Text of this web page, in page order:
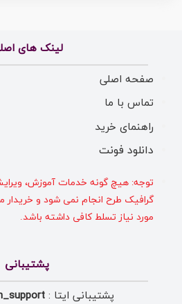
لینک های
صفحه اصلی
تماس با ما
راهنمای خرید
دانلود فونت
توجه: هیچ گونه خدمات آموزش،
گرافیک طرح انجام نمی شود و خریدار
مورد نیاز تسلط کافی داشته باشد.
پشتیبانی
پشتیبانی ایتا :